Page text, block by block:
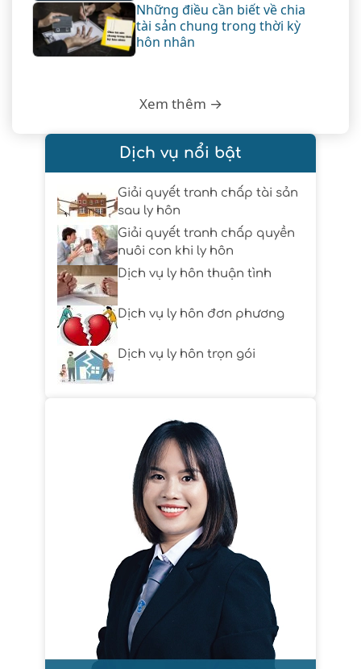
Những điều cần biết về chia
tài sản chung trong thời kỳ
hôn nhân
Xem thêm →
Dịch vụ nổi bật
Giải quyết tranh chấp tài sản
sau ly hôn
Giải quyết tranh chấp quyền
nuôi con khi ly hôn
Dịch vụ ly hôn thuận tình
Dịch vụ ly hôn đơn phương
Dịch vụ ly hôn trọn gói